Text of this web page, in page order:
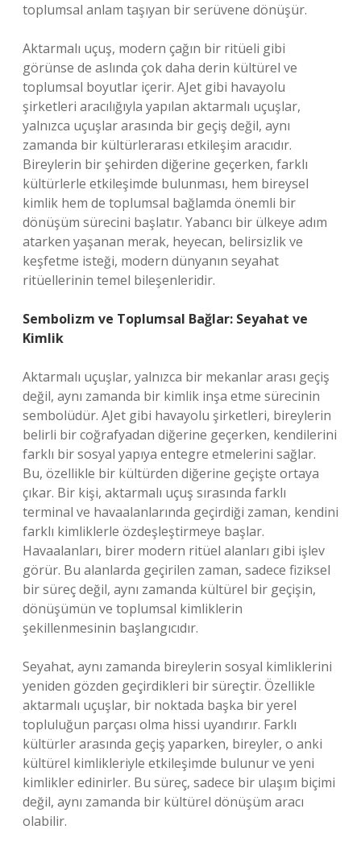
toplumsal anlam taşıyan bir serüvene dönüşür.
Aktarmalı uçuş, modern çağın bir ritüeli gibi
görünse de aslında çok daha derin kültürel ve
toplumsal boyutlar içerir. AJet gibi havayolu
şirketleri aracılığıyla yapılan aktarmalı uçuşlar,
yalnızca uçuşlar arasında bir geçiş değil, aynı
zamanda bir kültürlerarası etkileşim aracıdır.
Bireylerin bir şehirden diğerine geçerken, farklı
kültürlerle etkileşimde bulunması, hem bireysel
kimlik hem de toplumsal bağlamda önemli bir
dönüşüm sürecini başlatır. Yabancı bir ülkeye adım
atarken yaşanan merak, heyecan, belirsizlik ve
keşfetme isteği, modern dünyanın seyahat
ritüellerinin temel bileşenleridir.
Sembolizm ve Toplumsal Bağlar: Seyahat ve
Kimlik
Aktarmalı uçuşlar, yalnızca bir mekanlar arası geçiş
değil, aynı zamanda bir kimlik inşa etme sürecinin
sembolüdür. AJet gibi havayolu şirketleri, bireylerin
belirli bir coğrafyadan diğerine geçerken, kendilerini
farklı bir sosyal yapıya entegre etmelerini sağlar.
Bu, özellikle bir kültürden diğerine geçişte ortaya
çıkar. Bir kişi, aktarmalı uçuş sırasında farklı
terminal ve havaalanlarında geçirdiği zaman, kendini
farklı kimliklerle özdeşleştirmeye başlar.
Havaalanları, birer modern ritüel alanları gibi işlev
görür. Bu alanlarda geçirilen zaman, sadece fiziksel
bir süreç değil, aynı zamanda kültürel bir geçişin,
dönüşümün ve toplumsal kimliklerin
şekillenmesinin başlangıcıdır.
Seyahat, aynı zamanda bireylerin sosyal kimliklerini
yeniden gözden geçirdikleri bir süreçtir. Özellikle
aktarmalı uçuşlar, bir noktada başka bir yerel
topluluğun parçası olma hissi uyandırır. Farklı
kültürler arasında geçiş yaparken, bireyler, o anki
kültürel kimlikleriyle etkileşimde bulunur ve yeni
kimlikler edinirler. Bu süreç, sadece bir ulaşım biçimi
değil, aynı zamanda bir kültürel dönüşüm aracı
olabilir.